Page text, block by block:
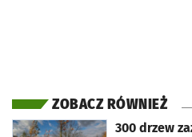
ZOBACZ RÓWNIEŻ
300 drzew
otworzy się w nowej karcie